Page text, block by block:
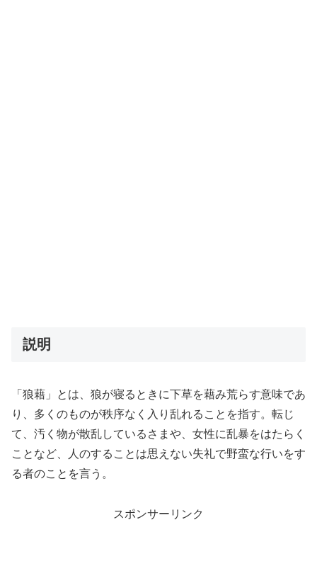
説明
「狼藉」とは、狼が寝るときに下草を藉み荒らす意味であ
り、多くのものが秩序なく入り乱れることを指す。転じ
て、汚く物が散乱しているさまや、女性に乱暴をはたらく
ことなど、人のすることは思えない失礼で野蛮な行いをす
る者のことを言う。
スポンサーリンク